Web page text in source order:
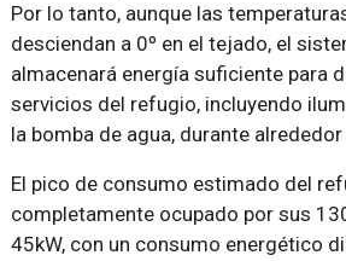
Por lo tanto, aunque las
desciendan a 0º en el tejado, el
almacenará energía suficiente para
servicios del refugio, incluyendo
la bomba de agua, durante
El pico de consumo estimado del
completamente ocupado por sus
45kW, con un consumo energético